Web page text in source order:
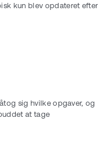
kun blev opdateret efter
sig hvilke opgaver, og
at tage